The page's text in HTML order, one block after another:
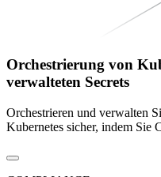
Orchestrierung von
verwalteten Secrets
Orchestrieren und verwalten
Kubernetes sicher, indem Sie